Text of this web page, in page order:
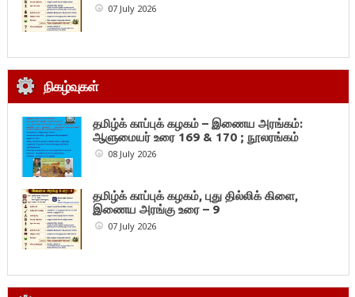
07 July 2026
நிகழ்வுகள்
தமிழ்க் காப்புக் கழகம் – இணைய அரங்கம்:
ஆளுமையர் உரை 169 & 170 ; நூலரங்கம்
08 July 2026
தமிழ்க் காப்புக் கழகம், புது தில்லிக் கிளை,
இணைய அரங்கு உரை – 9
07 July 2026